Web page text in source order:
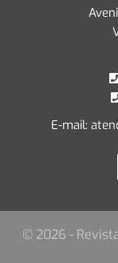
E-mail:
© 2026 -